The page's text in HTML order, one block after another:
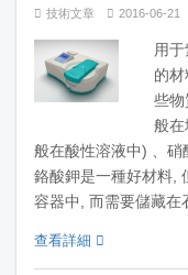
技術文章 2016-06-21
用
的
些
般
般在酸性溶液中) 、硝
鉻酸鉀是一種好材料,
容器中, 而需要儲藏在
查看詳細